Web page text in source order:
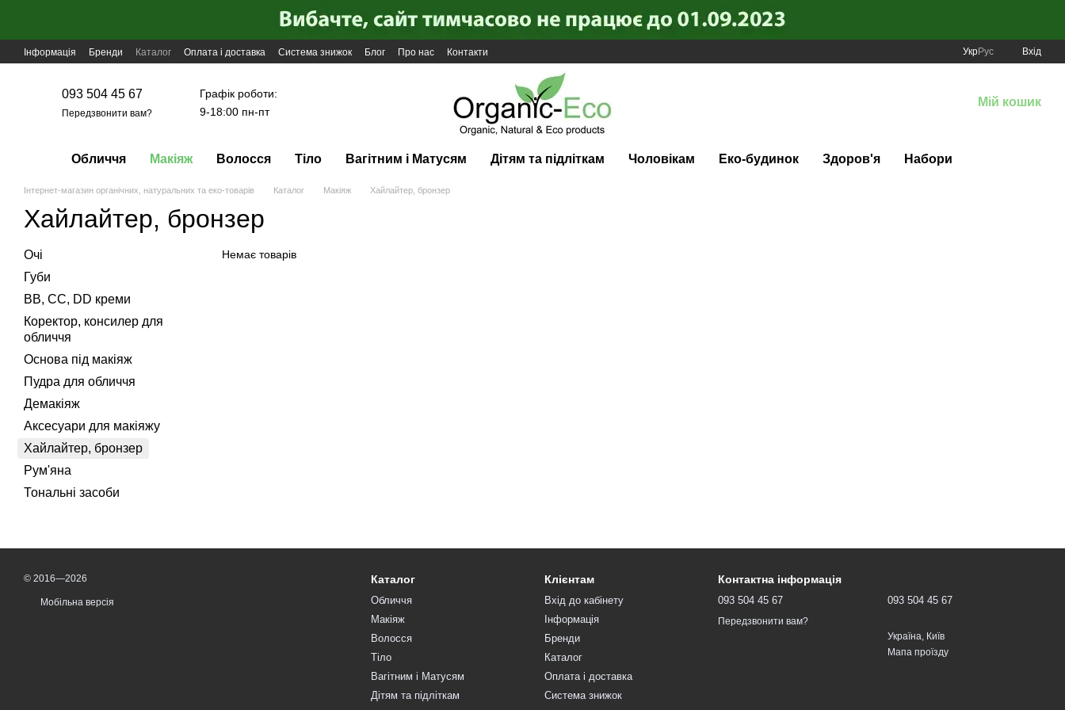
Інформація Бренди Каталог Оплата і доставка Система знижок Блог Про нас Контакти УкрРус Вхід
093 504 45 67
Передзвонити вам?
Графік роботи:
9-18:00 пн-пт
Мій кошик
Обличчя Макіяж Волосся Тіло Вагітним і Матусям Дітям та підліткам Чоловікам Еко-будинок Здоров'я Набори
Інтернет-магазин органічних, натуральних та еко-товарів Каталог Макіяж Хайлайтер, бронзер
Хайлайтер, бронзер
Немає товарів
Очі
Губи
BB, CC, DD креми
Коректор, консилер для
обличчя
Основа під макіяж
Пудра для обличчя
Демакіяж
Аксесуари для макіяжу
Хайлайтер, бронзер
Рум'яна
Тональні засоби
© 2016—2026
Мобільна версія
Каталог
Обличчя
Макіяж
Волосся
Тіло
Вагітним і Матусям
Дітям та підліткам
Клієнтам
Вхід до кабінету
Інформація
Бренди
Каталог
Оплата і доставка
Система знижок
Контактна інформація
093 504 45 67
Передзвонити вам?
093 504 45 67
Україна, Київ
Мапа проїзду